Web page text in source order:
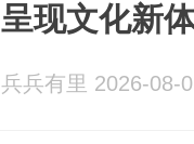
呈现文化新
兵兵有里 2026-08-